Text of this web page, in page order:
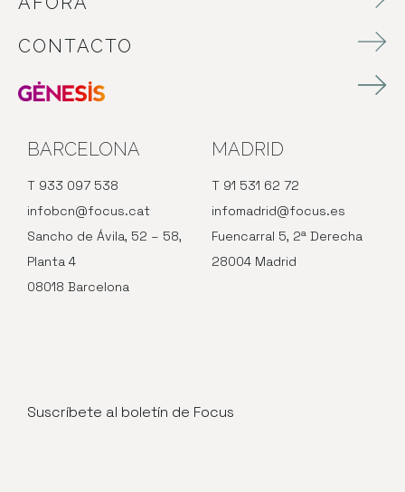
CONTACTO
BARCELONA
T 933 097 538
infobcn@focus.cat
Sancho de Ávila, 52 – 58,
Planta 4
08018 Barcelona
MADRID
T 91 531 62 72
infomadrid@focus.es
Fuencarral 5, 2ª Derecha
28004 Madrid
Suscríbete al boletín de Focus